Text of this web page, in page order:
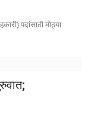
पदांसाठी मोठ्या